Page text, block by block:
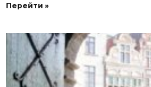
Перейти »